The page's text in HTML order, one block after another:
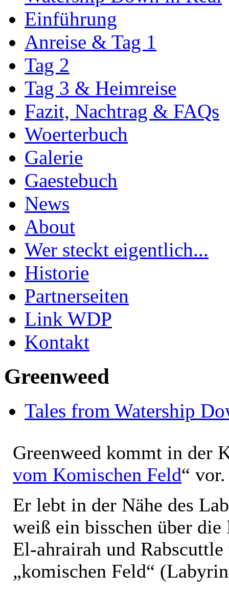
Einführung
Anreise & Tag 1
Tag 2
Tag 3 & Heimreise
Fazit, Nachtrag & FAQs
Woerterbuch
Galerie
Gaestebuch
News
About
Wer steckt eigentlich...
Historie
Partnerseiten
Link WDP
Kontakt
Greenweed
Tales from Watership
Greenweed kommt in der
vom Komischen Feld“ vor.
Er lebt in der Nähe des
weiß ein bisschen über die
El-ahrairah und
„komischen Feld“